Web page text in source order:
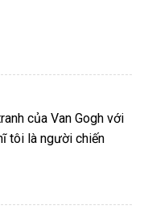
của Van Gogh với
tôi là người chiến